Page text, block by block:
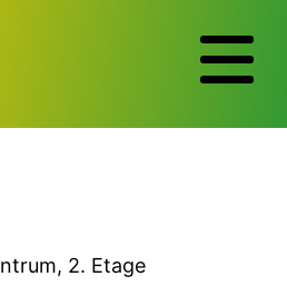
2. Etage